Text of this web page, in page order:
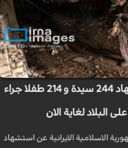
الهلال الاحمر الايراني: استشهاد 244 سيدة و 214 طفلا جراء
البلاد لغاية الان
الاسلامية الايرانية عن استشهاد